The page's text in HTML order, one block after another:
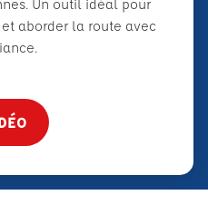
Un outil idéal pour
aborder la route avec